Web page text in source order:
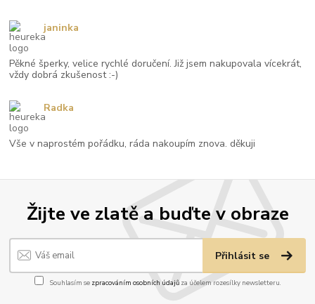
Žijte ve zlatě a buďte v obraze
Přihlásit se
Souhlasím se zpracováním osobních údajůza účelem rozesílky newsletteru.
Pěkné šperky, velice rychlé doručení. Již jsem nakupovala vícekrát,
vždy dobrá zkušenost :-)
janinka
Vše v naprostém pořádku, ráda nakoupím znova. děkuji
Radka